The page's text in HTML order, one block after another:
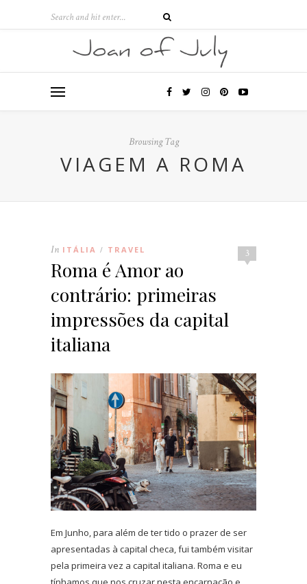
Browsing Tag
VIAGEM A ROMA
3
In ITÁLIA / TRAVEL
Roma é Amor ao
contrário: primeiras
impressões da capital
italiana
Em Junho, para além de ter tido o prazer de ser
apresentadas à capital checa, fui também visitar
pela primeira vez a capital italiana. Roma e eu